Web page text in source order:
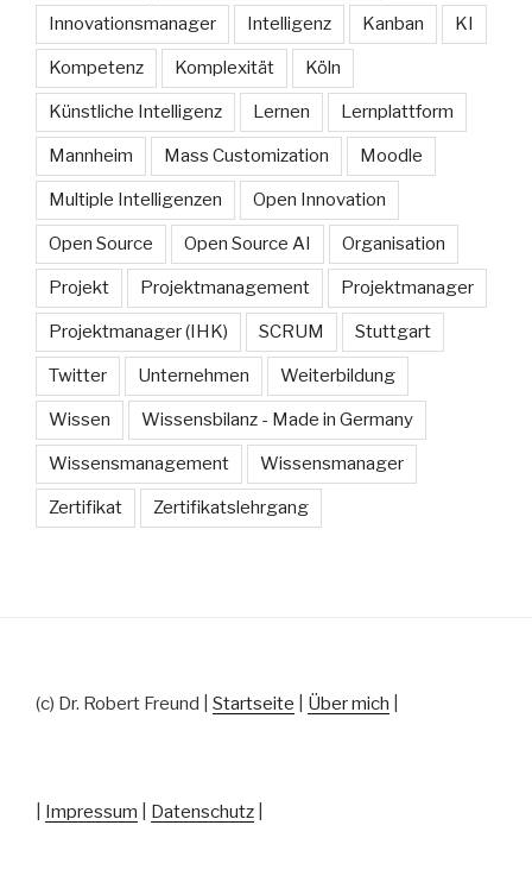
Innovationsmanager Intelligenz Kanban KI
Kompetenz Komplexität Köln
Künstliche Intelligenz Lernen Lernplattform
Mannheim Mass Customization Moodle
Multiple Intelligenzen Open Innovation
Open Source Open Source AI Organisation
Projekt Projektmanagement Projektmanager
Projektmanager (IHK) SCRUM Stuttgart
Twitter Unternehmen Weiterbildung
Wissen Wissensbilanz - Made in Germany
Wissensmanagement Wissensmanager
Zertifikat Zertifikatslehrgang
(c) Dr. Robert Freund | Startseite Über mich
Impressum Datenschutz